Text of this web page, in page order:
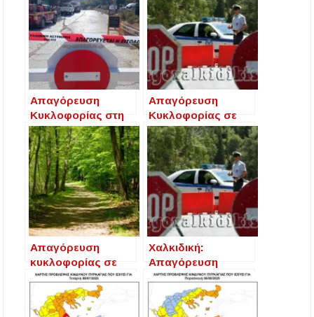
Απαγόρευση
Κυκλοφορίας στη
Χαλκιδική λόγω
υψηλού κινδύνου
πυρκαγιάς (15–
18/8)
Απαγόρευση
Κυκλοφορίας σε
περιοχές του
Δήμου
Κασσάνδρας,
λόγω υψηλού
κινδύνου
εκδήλωσης
δασικής πυρκαγιάς
Απαγόρευση
κυκλοφορίας σε
περιοχές της
Χαλκιδικής, λόγω
πολύ υψηλού
Χαλκιδική:
Απαγόρευση
κυκλοφορίας αύριο
σε δασικές
περιοχές λόγω